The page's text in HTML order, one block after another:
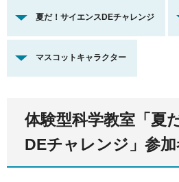
夏だ！サイエンスDEチャレンジ
マスコットキャラクター
体験型科学教室「夏
DEチャレンジ」参